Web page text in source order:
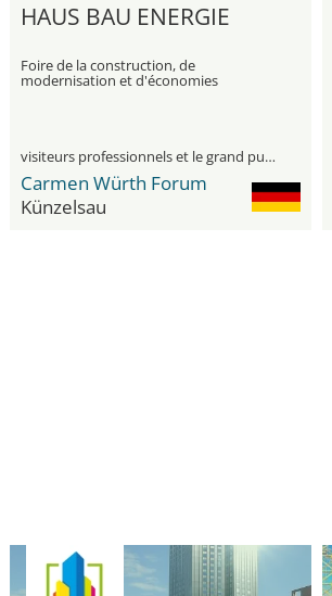
HAUS BAU ENERGIE
Foire de la construction, de
modernisation et d'économies
visiteurs professionnels et le grand public
Carmen Würth Forum
Künzelsau